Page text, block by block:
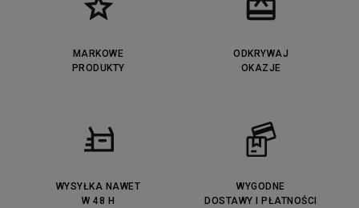
MARKOWE
PRODUKTY
ODKRYWAJ
OKAZJE
WYSYŁKA NAWET
W 48 H
WYGODNE
DOSTAWY I PŁATNOŚCI